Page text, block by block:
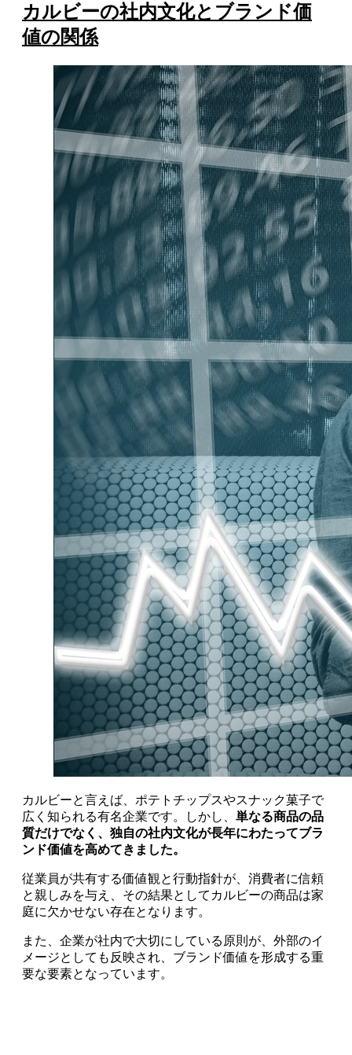
カルビーの社内文化とブランド価
値の関係
カルビーと言えば、ポテトチップスやスナック菓子で
広く知られる有名企業です。しかし、 単なる商品の品
質だけでなく、独自の社内文化が長年にわたってブラ
ンド価値を高めてきました。
従業員が共有する価値観と行動指針が、消費者に信頼
と親しみを与え、その結果としてカルビーの商品は家
庭に欠かせない存在となります。
また、企業が社内で大切にしている原則が、外部のイ
メージとしても反映され、ブランド価値を形成する重
要な要素となっています。